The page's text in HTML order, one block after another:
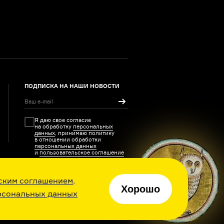
соглашением,
данных Хорошо
ПОДПИСКА НА НАШИ НОВОСТИ
Я даю свое согласие
на обработку персональных
данных, принимаю политику
в отношении обработки
персональных данных
и пользовательское соглашение
каждый день